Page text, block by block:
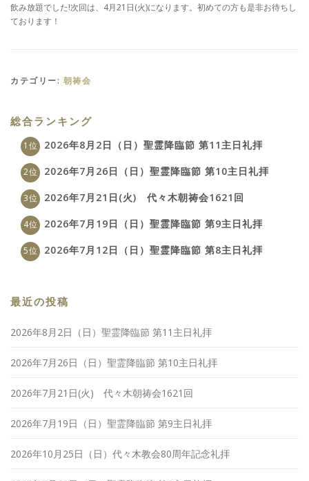
飲み放題でした!次回は、4月21日(火)になります。初めての方も是非お待ちし
ております！
カテゴリー: 朝祷会
総合ランキング
2026年8月2日（日）聖霊降臨節 第11主日礼拝
2026年7月26日（日）聖霊降臨節 第10主日礼拝
2026年7月21日(火) 代々木朝祷会1621回
2026年7月19日（日）聖霊降臨節 第9主日礼拝
2026年7月12日（日）聖霊降臨節 第8主日礼拝
最近の投稿
2026年8月2日（日）聖霊降臨節 第11主日礼拝
2026年7月26日（日）聖霊降臨節 第10主日礼拝
2026年7月21日(火) 代々木朝祷会1621回
2026年7月19日（日）聖霊降臨節 第9主日礼拝
2026年10月25日（日）代々木教会80周年記念礼拝